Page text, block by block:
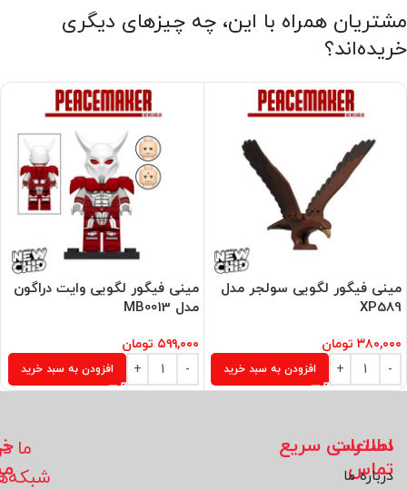
مشتریان همراه با این، چه چیزهای دیگری
خریده‌اند؟
مینی فیگور لگویی سولجر مدل
XP589
۳۸۰,۰۰۰ تومان
افزودن به سبد خرید
مینی فیگور لگویی وایت دراگون
مدل MB0013
۵۹۹,۰۰۰ تومان
افزودن به سبد خرید
اطلاعات
تماس
دسترسی سریع
درباره ما
ما